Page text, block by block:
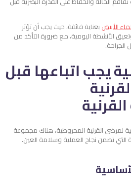
الأبيض بعناية فائقة، حيث يجب أن تؤثر
الأنشطة اليومية، مع ضرورة التأكد من
يجب اتباعها قبل
لمرضى القرنية المخروطية، هناك مجموعة
التي تضمن نجاح العملية وسلامة العين.